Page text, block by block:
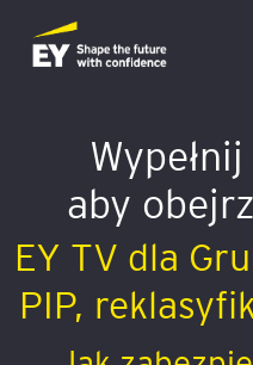
aby
EY TV dla
PIP,